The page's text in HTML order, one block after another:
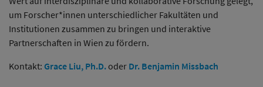
um Forscher*innen unterschiedlicher Fakultäten und
Institutionen zusammen zu bringen und interaktive
Partnerschaften in Wien zu fördern.
Kontakt: Grace Liu, Ph.D.oder Dr. Benjamin Missbach